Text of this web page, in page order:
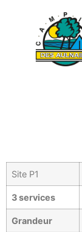
Site P1
3 services
Grandeur